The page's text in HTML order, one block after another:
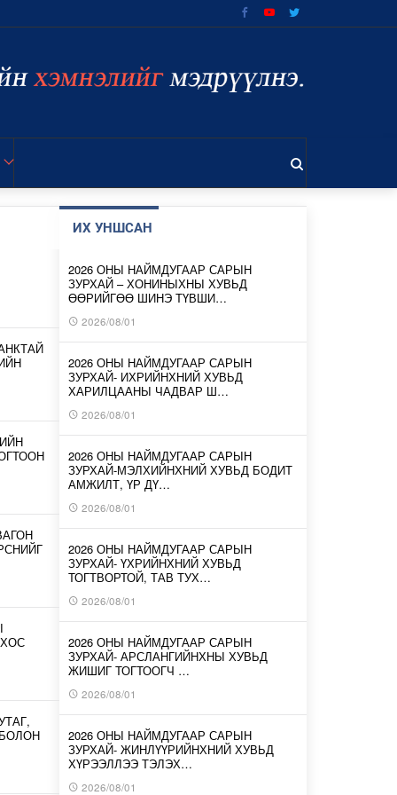
ИХ УНШСАН
2026 ОНЫ НАЙМДУГААР САРЫН
ЗУРХАЙ – ХОНИНЫХНЫ ХУВЬД
ӨӨРИЙГӨӨ ШИНЭ ТҮВШИ…
2026/08/01
2026 ОНЫ НАЙМДУГААР САРЫН
ЗУРХАЙ- ИХРИЙНХНИЙ ХУВЬД
ХАРИЛЦААНЫ ЧАДВАР Ш…
2026/08/01
2026 ОНЫ НАЙМДУГААР САРЫН
ЗУРХАЙ-МЭЛХИЙНХНИЙ ХУВЬД БОДИТ
АМЖИЛТ, ҮР ДҮ…
2026/08/01
2026 ОНЫ НАЙМДУГААР САРЫН
ЗУРХАЙ- ҮХРИЙНХНИЙ ХУВЬД
ТОГТВОРТОЙ, ТАВ ТУХ…
2026/08/01
2026 ОНЫ НАЙМДУГААР САРЫН
ЗУРХАЙ- АРСЛАНГИЙНХНЫ ХУВЬД
ЖИШИГ ТОГТООГЧ …
2026/08/01
2026 ОНЫ НАЙМДУГААР САРЫН
ЗУРХАЙ- ЖИНЛҮҮРИЙНХНИЙ ХУВЬД
ХҮРЭЭЛЛЭЭ ТЭЛЭХ…
2026/08/01